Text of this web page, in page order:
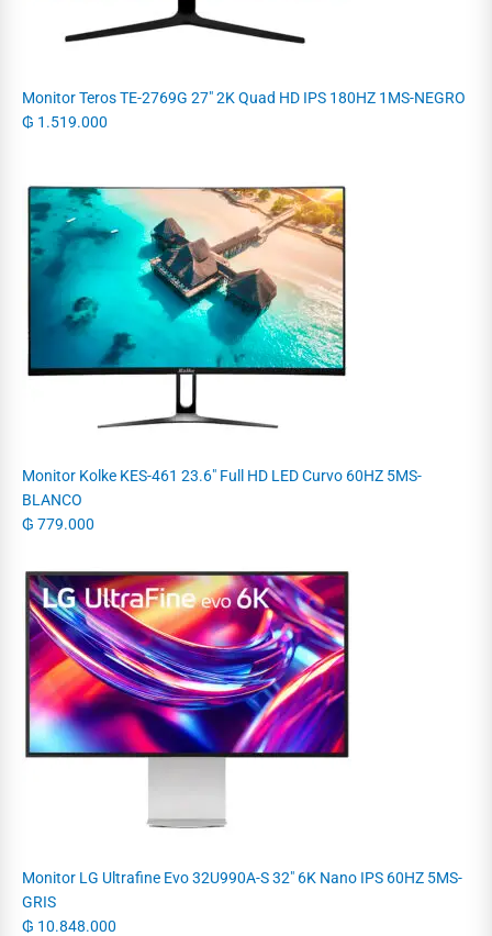
Monitor Teros TE-2769G 27" 2K Quad HD IPS 180HZ 1MS-NEGRO
₲ 1.519.000
Monitor Kolke KES-461 23.6" Full HD LED Curvo 60HZ 5MS-
BLANCO
₲ 779.000
Monitor LG Ultrafine Evo 32U990A-S 32" 6K Nano IPS 60HZ 5MS-
GRIS
₲ 10.848.000